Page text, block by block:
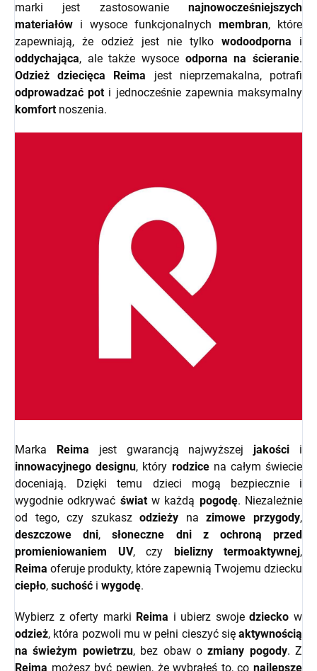
marki jest zastosowanie najnowocześniejszych
materiałów i wysoce funkcjonalnych membran, które
zapewniają, że odzież jest nie tylko wodoodporna i
oddychająca, ale także wysoce odporna na ścieranie.
Odzież dziecięca Reima jest nieprzemakalna, potrafi
odprowadzać poti jednocześnie zapewnia maksymalny
komfortnoszenia.
Marka Reima jest gwarancją najwyższejjakości i
innowacyjnego designu, który rodzicena całym świecie
doceniają. Dzięki temu dzieci mogą bezpiecznie i
wygodnie odkrywać światw każdą pogodę. Niezależnie
od tego, czy szukaszodzieży nazimowe przygody,
deszczowe dni,słoneczne dni z ochroną przed
promieniowaniem UV, czy bielizny termoaktywnej,
Reima oferuje produkty, które zapewnią Twojemu dziecku
ciepło, suchość i wygodę.
Wybierz z oferty marki Reima i ubierz swojedziecko w
odzież, która pozwoli mu w pełni cieszyć się aktywnością
na świeżym powietrzu, bez obaw ozmiany pogody. Z
Reimą możesz być pewien, że wybrałeś to, co najlepsze